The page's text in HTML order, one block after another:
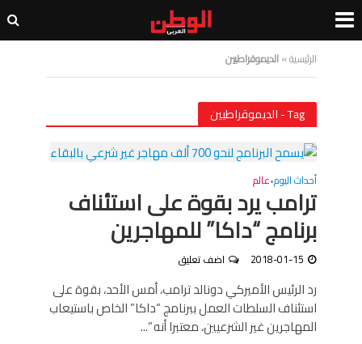
الرئيسية»الديموقراطيين
Tag - الديموقراطيين
أحداث اليوم•عالم
ترامب يرد بقوة على استئناف
برنامج “داكا” للمهاجرين
2018-01-15 اضف تعليق
رد الرئيس الأميركي دونالد ترامب، أمس الأحد، بقوة على
استئناف السلطات العمل ببرنامج “داكا” الخاص باستيعاب
المهاجرين غير الشرعيين، معتبرا أنه ”...